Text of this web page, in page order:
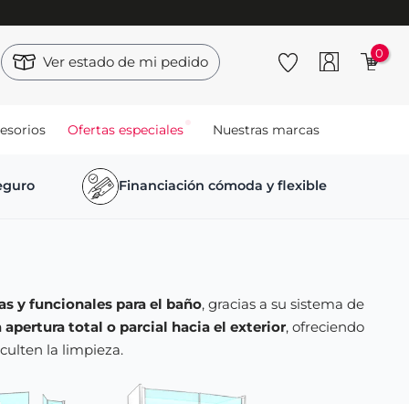
Ver estado de mi pedido 0
Ofertas especiales Nuestras marcas
Financiación cómoda y flexible
y funcionales para el baño, gracias a su sistema de
apertura total o parcial hacia el exterior, ofreciendo
la limpieza.